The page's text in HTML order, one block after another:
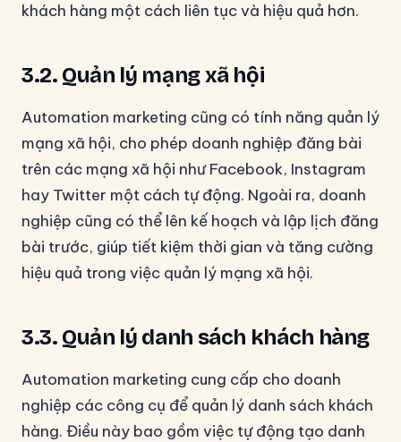
khách hàng một cách liên tục và hiệu quả hơn.
3.2. Quản lý mạng xã hội
Automation marketing cũng có tính năng quản lý
mạng xã hội, cho phép doanh nghiệp đăng bài
trên các mạng xã hội như Facebook, Instagram
hay Twitter một cách tự động. Ngoài ra, doanh
nghiệp cũng có thể lên kế hoạch và lập lịch đăng
bài trước, giúp tiết kiệm thời gian và tăng cường
hiệu quả trong việc quản lý mạng xã hội.
3.3. Quản lý danh sách khách hàng
Automation marketing cung cấp cho doanh
nghiệp các công cụ để quản lý danh sách khách
hàng. Điều này bao gồm việc tự động tạo danh